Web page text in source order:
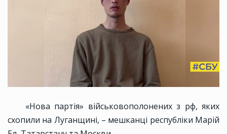
«Нова партія» військовополонених з рф, яких
схопили на Луганщині, – мешканці республіки Марій